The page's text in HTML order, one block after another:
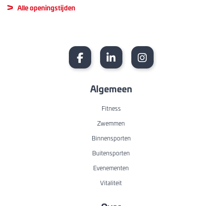
Alle openingstijden
Algemeen
Fitness
Zwemmen
Binnensporten
Buitensporten
Evenementen
Vitaliteit